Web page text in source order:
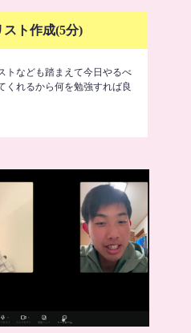
ト作成(5分)
トなども踏まえて今日やるべ
くれるから何を勉強すれば良